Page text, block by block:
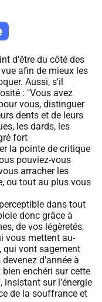
d'être du côté des
afin de mieux les
Aussi, s'il
: "Vous avez
vous, distinguer
dents et de leurs
les dards, les
fort
la pointe de critique
pouviez-vous
arracher les
ou tout au plus vous
dans tout
donc grâce à
de vos légèretés,
vous mettent au-
qui vont sagement
d'année à
enchéri sur cette
insistant sur l'énergie
de la souffrance et